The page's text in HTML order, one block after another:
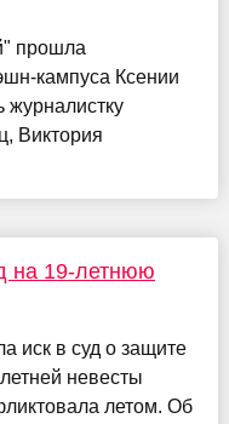
прошла
кампуса Ксении
Виктория
на 19-летнюю
иск в суд о защите
невесты
летом. Об